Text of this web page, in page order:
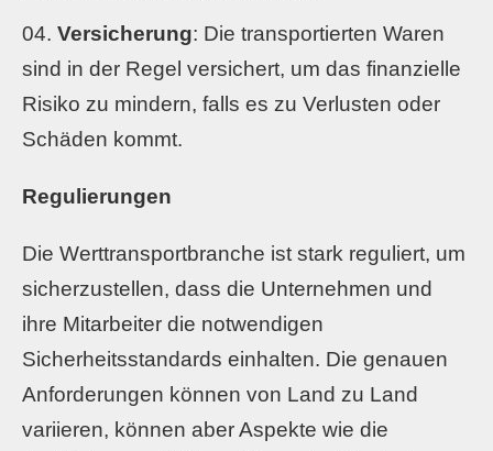
Versicherung: Die transportierten Waren
sind in der Regel versichert, um das finanzielle
Risiko zu mindern, falls es zu Verlusten oder
Schäden kommt.
Regulierungen
Die Werttransportbranche ist stark reguliert, um
sicherzustellen, dass die Unternehmen und
ihre Mitarbeiter die notwendigen
Sicherheitsstandards einhalten. Die genauen
Anforderungen können von Land zu Land
variieren, können aber Aspekte wie die